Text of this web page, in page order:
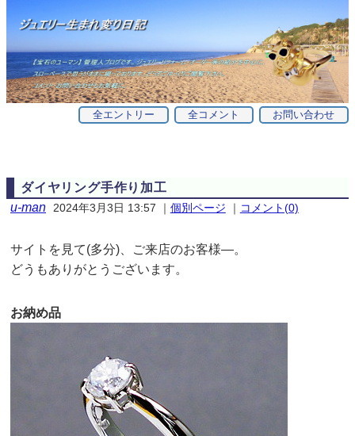
お問い合わせ
全コメント
全エントリー
ダイヤリング手作り加工
u-man 2024年3月3日 13:57 ｜ 個別ページ ｜ コメント(0)
サイトを見て(多分)、ご来店のお客様—。
どうもありがとうございます。
お納め品